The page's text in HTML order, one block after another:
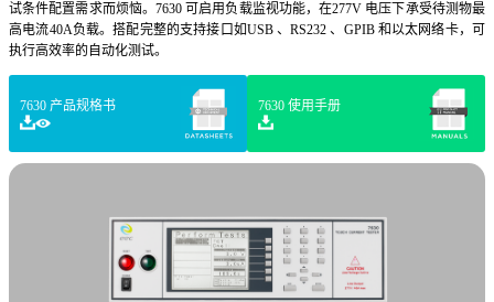
试条件配置需求而烦恼。7630 可启用负载监视功能，在277V 电压下承受待测物最
高电流40A负载。搭配完整的支持接口如USB 、RS232 、GPIB 和以太网络卡，可
执行高效率的自动化测试。
7630 产品规格书 7630 使用手册